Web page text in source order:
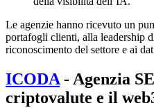
Le agenzie hanno ricevuto un
portafogli clienti, alla leadership
riconoscimento del settore e ai
ICODA- Agenzia
criptovalute e il